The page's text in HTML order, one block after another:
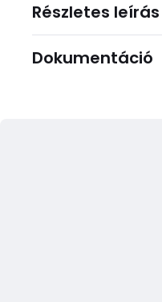
Részletes leírás
Dokumentáció